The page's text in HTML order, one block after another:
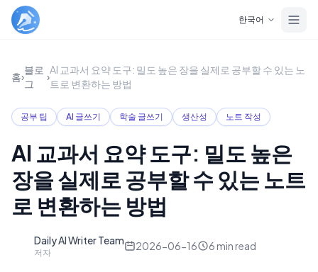
한국어
홈›
블로
그
›
AI 교과서 요약 도구: 밀도 높은 장을 실제로 공부할 수 있는 노
트로 변환하는 방법
공부 팁 AI 글쓰기 학술 글쓰기 생산성 노트 작성
AI 교과서 요약 도구: 밀도 높은
장을 실제로 공부할 수 있는 노트
로 변환하는 방법
Daily AI Writer Team
저자
2026-06-16 6 min read